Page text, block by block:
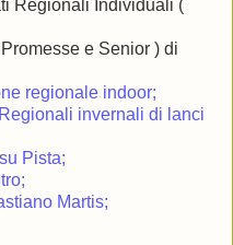
Regionali Individuali (
e Senior ) di
regionale indoor;
invernali di lanci
Pista;
Martis;